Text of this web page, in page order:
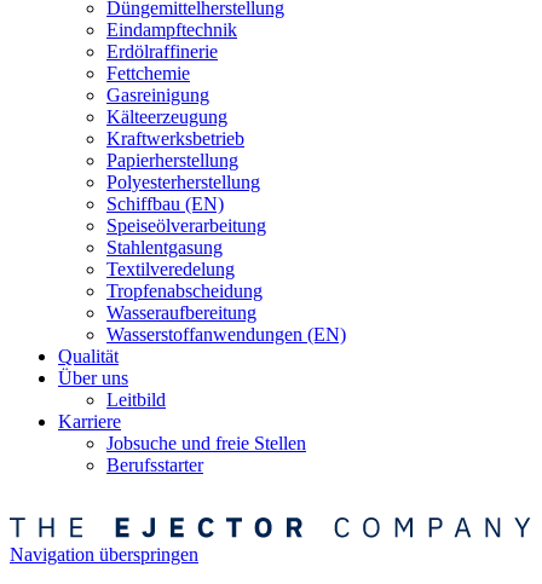
Düngemittelherstellung
Eindampftechnik
Erdölraffinerie
Fettchemie
Gasreinigung
Kälteerzeugung
Kraftwerksbetrieb
Papierherstellung
Polyesterherstellung
Schiffbau (EN)
Speiseölverarbeitung
Stahlentgasung
Textilveredelung
Tropfenabscheidung
Wasseraufbereitung
Wasserstoffanwendungen (EN)
Qualität
Über uns
Leitbild
Karriere
Jobsuche und freie Stellen
Berufsstarter
Navigation überspringen